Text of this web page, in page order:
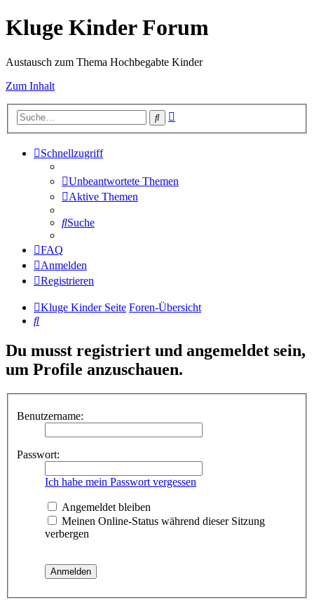
Kluge Kinder Forum
Austausch zum Thema Hochbegabte Kinder
Zum Inhalt
Suche
Schnellzugriff
Unbeantwortete Themen
Aktive Themen
Suche
FAQ
Anmelden
Registrieren
Kluge Kinder Seite Foren-Übersicht
Suche
Du musst registriert und angemeldet sein,
um Profile anzuschauen.
Benutzername:
Passwort:
Ich habe mein Passwort vergessen
Angemeldet bleiben
Meinen Online-Status während dieser Sitzung
verbergen